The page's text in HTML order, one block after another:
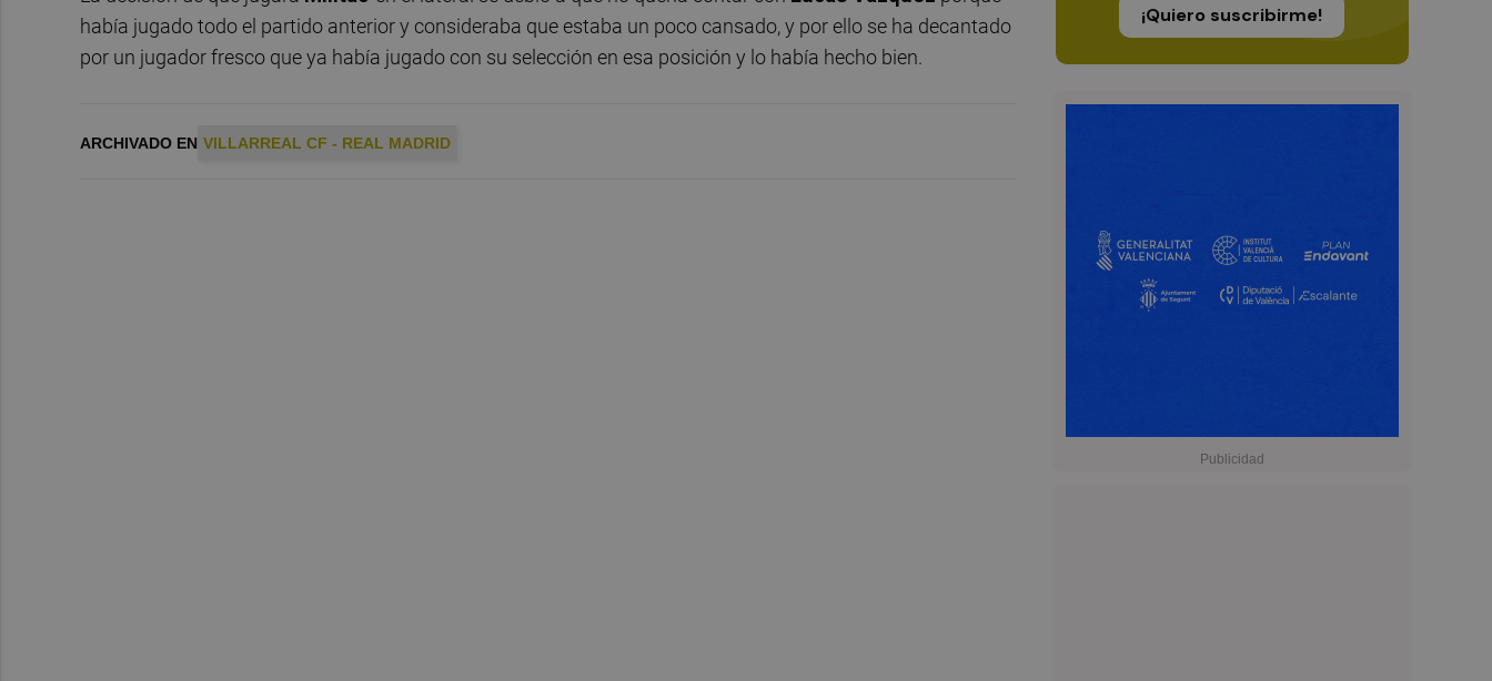
¡Quiero suscribirme!
había jugado todo el partido anterior y consideraba que estaba un poco cansado, y por ello se ha decantado
por un jugador fresco que ya había jugado con su selección en esa posición y lo había hecho bien.
ARCHIVADO EN VILLARREAL CF - REAL MADRID